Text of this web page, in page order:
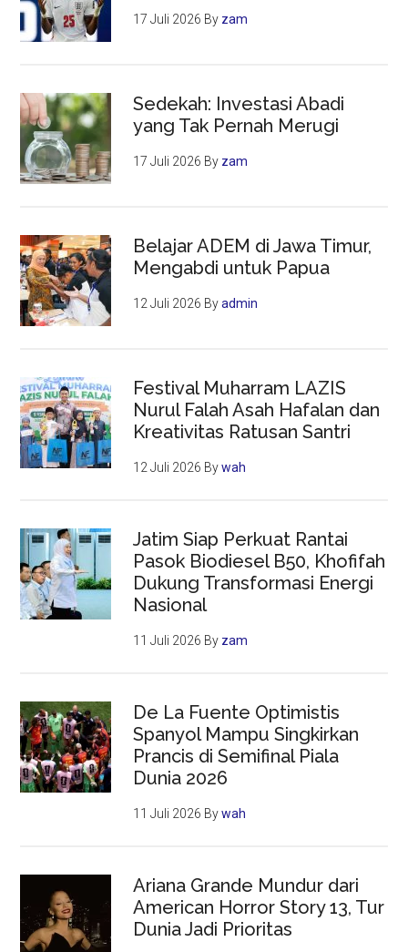
17 Juli 2026 By zam
Sedekah: Investasi Abadi
yang Tak Pernah Merugi
17 Juli 2026 By zam
Belajar ADEM di Jawa Timur,
Mengabdi untuk Papua
12 Juli 2026 Byadmin
Festival Muharram LAZIS
Nurul Falah Asah Hafalan dan
Kreativitas Ratusan Santri
12 Juli 2026 Bywah
Jatim Siap Perkuat Rantai
Pasok Biodiesel B50, Khofifah
Dukung Transformasi Energi
Nasional
11 Juli 2026 By zam
De La Fuente Optimistis
Spanyol Mampu Singkirkan
Prancis di Semifinal Piala
Dunia 2026
11 Juli 2026 Bywah
Ariana Grande Mundur dari
American Horror Story 13, Tur
Dunia Jadi Prioritas